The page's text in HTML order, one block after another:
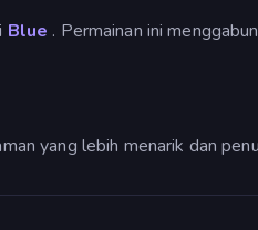
Blue . Permainan ini
yang lebih menarik dan